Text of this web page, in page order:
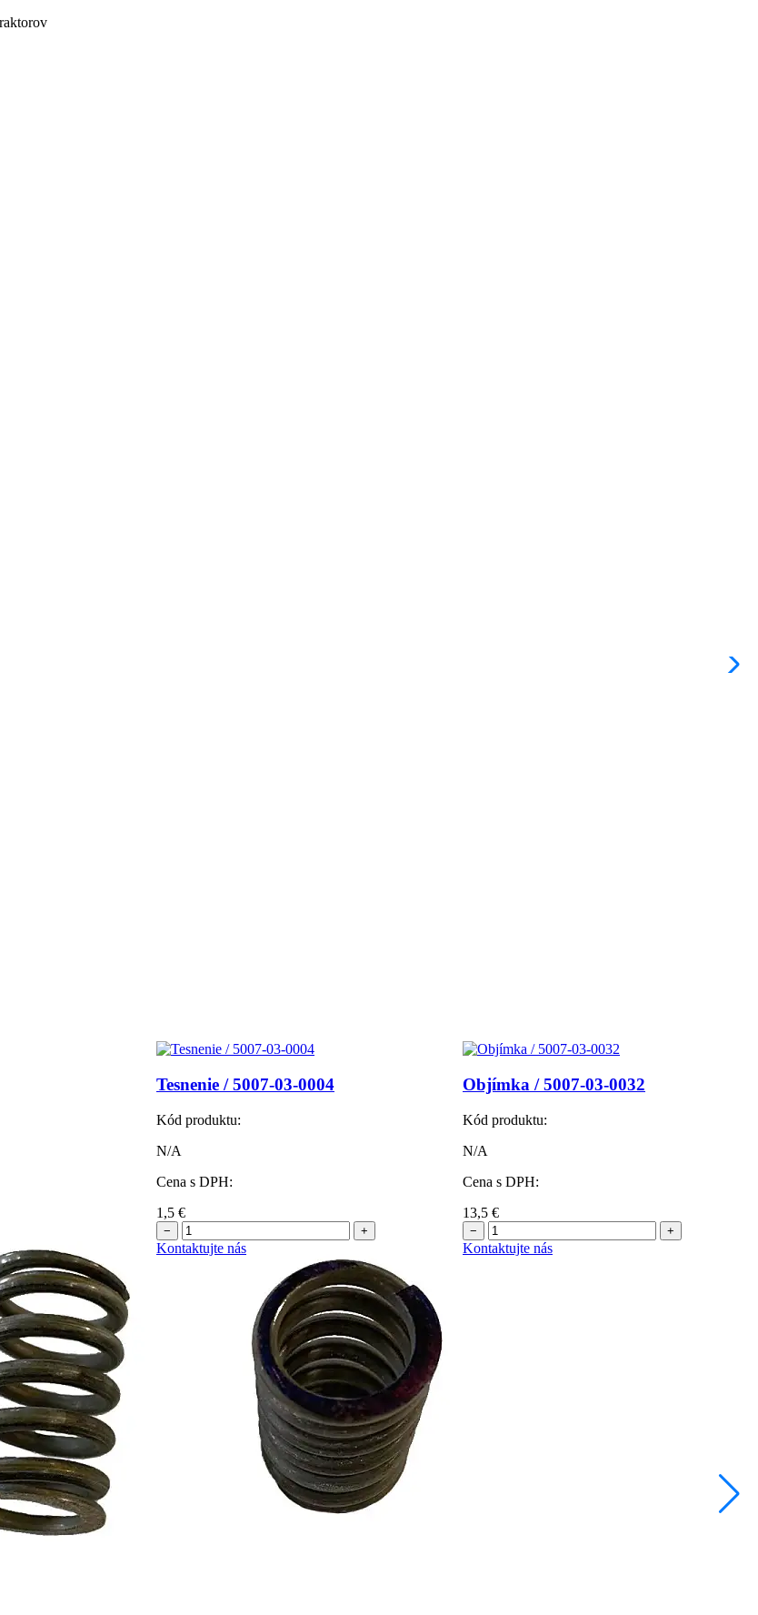
Tesnenie / 5007-03-0004
Kód produktu:
N/A
Cena s DPH:
1,5 €
− +
Kontaktujte nás
Objímka / 5007-03-0032
Kód produktu:
N/A
Cena s DPH:
13,5 €
− +
Kontaktujte nás